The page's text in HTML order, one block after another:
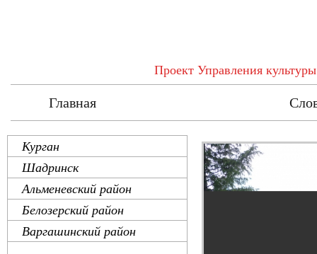
Проект Управления
Главная
Курган
Шадринск
Альменевский район
Белозерский район
Варгашинский район